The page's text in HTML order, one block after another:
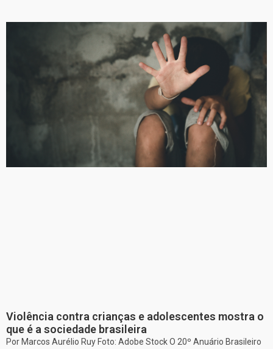
Violência contra crianças e adolescentes mostra o
que é a sociedade brasileira
Por Marcos Aurélio Ruy Foto: Adobe Stock O 20º Anuário Brasileiro